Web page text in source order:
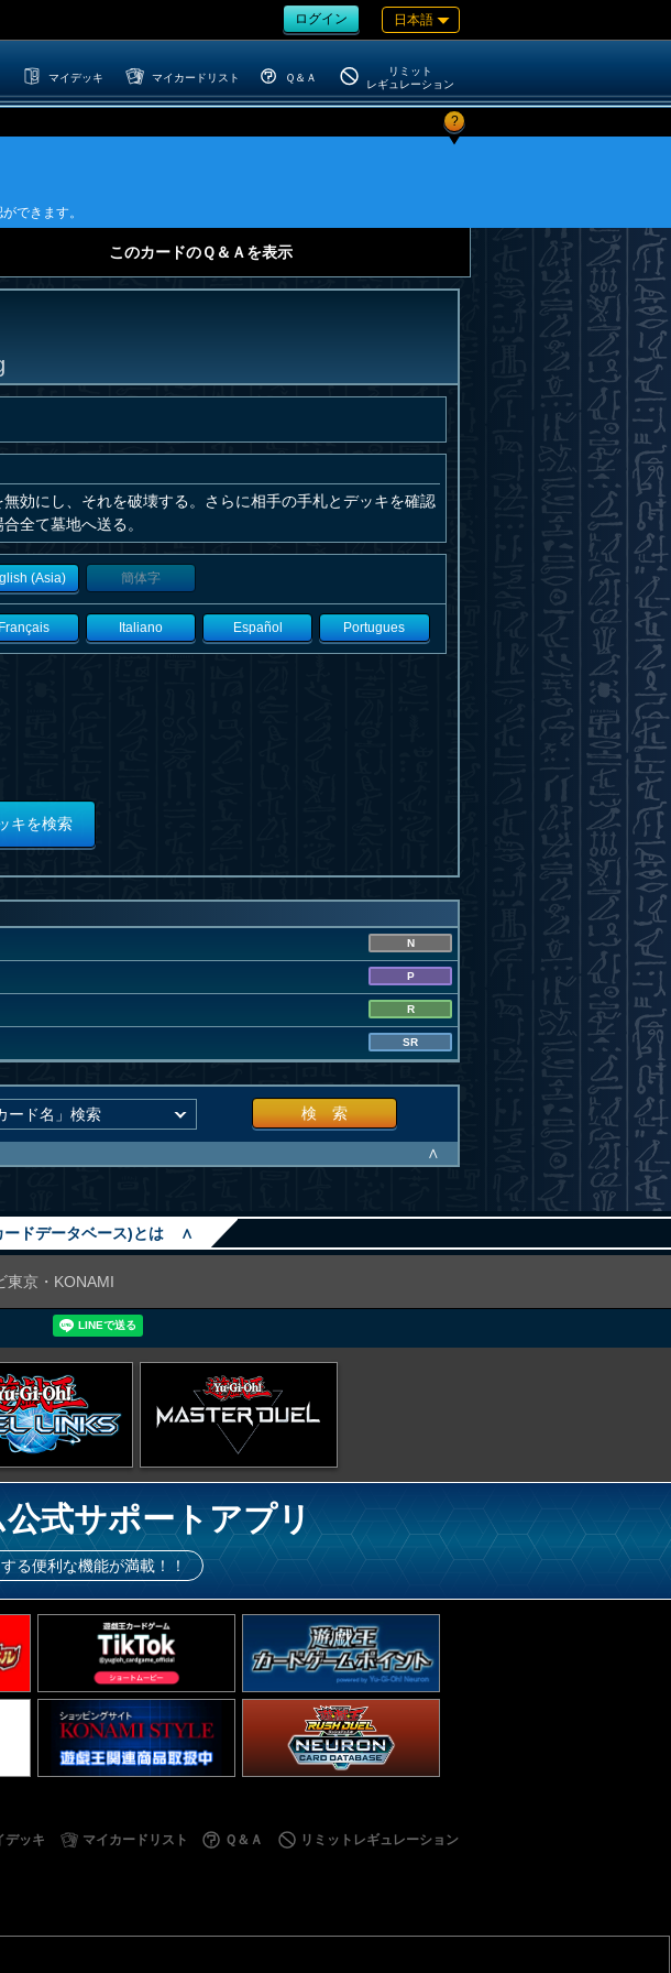
ログイン 日本語
マイデッキ マイカードリスト Ｑ＆Ａ
リミット
レギュレーション
?
できます。
このカードのＱ＆Ａを表示
効にし、それを破壊する。さらに相手の手札とデッキを確認
全て墓地へ送る。
(Asia) 簡体字
Italiano Español Portugues
キを検索
N
P
R
SR
検 索
∧
ドデータベース)とは ∧
東京・KONAMI
式サポートアプリ
る便利な機能が満載！！
デッキ マイカードリスト Ｑ＆Ａ リミットレギュレーション